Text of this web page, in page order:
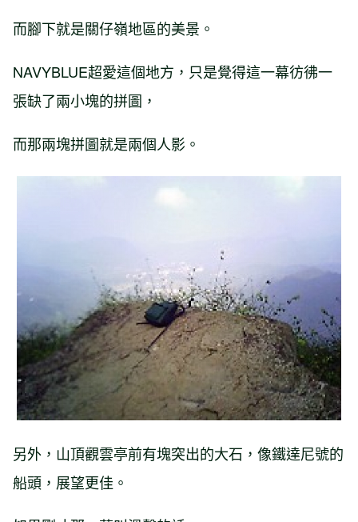
而腳下就是關仔嶺地區的美景。
NAVYBLUE超愛這個地方，只是覺得這一幕彷彿一
張缺了兩小塊的拼圖，
而那兩塊拼圖就是兩個人影。
另外，山頂觀雲亭前有塊突出的大石，像鐵達尼號的
船頭，展望更佳。